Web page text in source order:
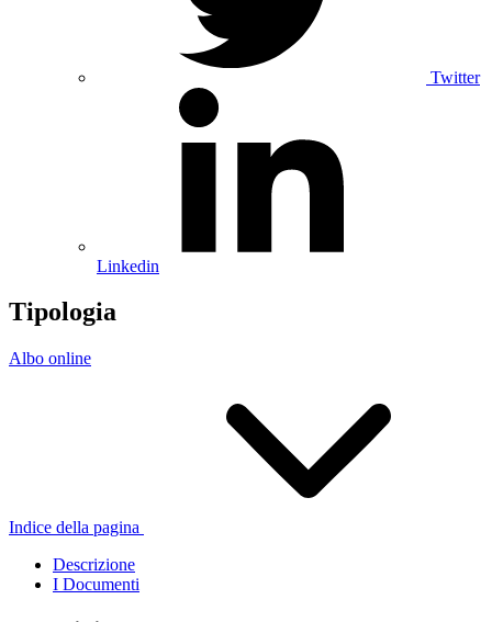
Twitter
Linkedin
Tipologia
Albo online
Indice della pagina
Descrizione
I Documenti